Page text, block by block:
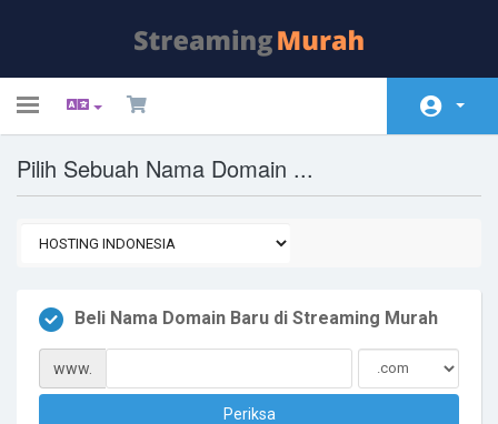
Toggle
Beranda
Status Server
Hubungi Kami
Pilih Sebuah Nama Domain ...
Beli Nama Domain Baru di Streaming Murah
www.
Periksa